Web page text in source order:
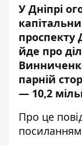
У Дніпрі
йде про
парній
— 10,2
Про це